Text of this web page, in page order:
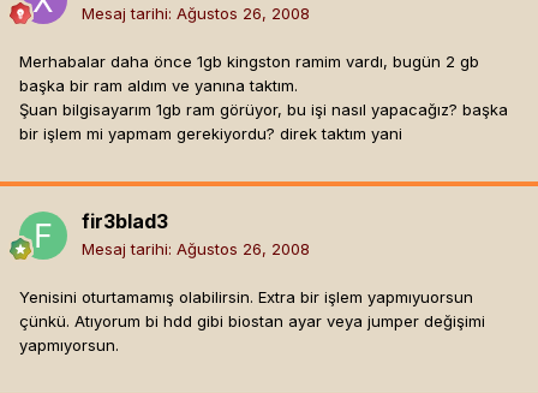
Mesaj tarihi: Ağustos 26, 2008
Merhabalar daha önce 1gb kingston ramim vardı, bugün 2 gb
başka bir ram aldım ve yanına taktım.
Şuan bilgisayarım 1gb ram görüyor, bu işi nasıl yapacağız? başka
bir işlem mi yapmam gerekiyordu? direk taktım yani
fir3blad3
Mesaj tarihi: Ağustos 26, 2008
Yenisini oturtamamış olabilirsin. Extra bir işlem yapmıyuorsun
çünkü. Atıyorum bi hdd gibi biostan ayar veya jumper değişimi
yapmıyorsun.